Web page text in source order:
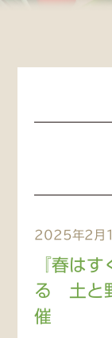
2025年2月
『春は
る 土と
催